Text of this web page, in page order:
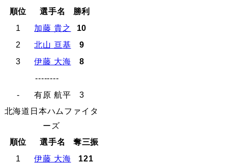
順位
選手名
勝利
1
加藤 貴之
10
2
北山 亘基
9
3
伊藤 大海
8
--------
-
有原 航平
3
北海道日本ハムファイタ
ーズ
順位
選手名
奪三振
1
伊藤 大海
121